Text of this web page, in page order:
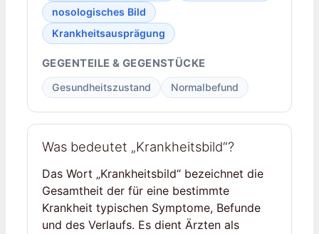
nosologisches Bild
Krankheitsausprägung
GEGENTEILE & GEGENSTÜCKE
Gesundheitszustand Normalbefund
Was bedeutet „Krankheitsbild“?
Das Wort „Krankheitsbild“ bezeichnet die
Gesamtheit der für eine bestimmte
Krankheit typischen Symptome, Befunde
und des Verlaufs. Es dient Ärzten als